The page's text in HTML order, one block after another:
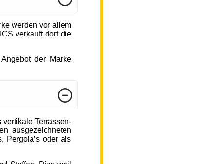
werden vor allem
verkauft dort die
der Marke
Terrassen-
ausgezeichneten
Pergola’s oder als